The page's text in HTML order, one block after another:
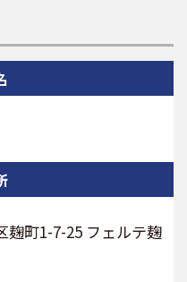
町1-7-25 フェルテ麹